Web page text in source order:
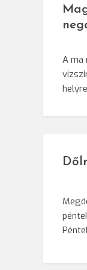
A ma